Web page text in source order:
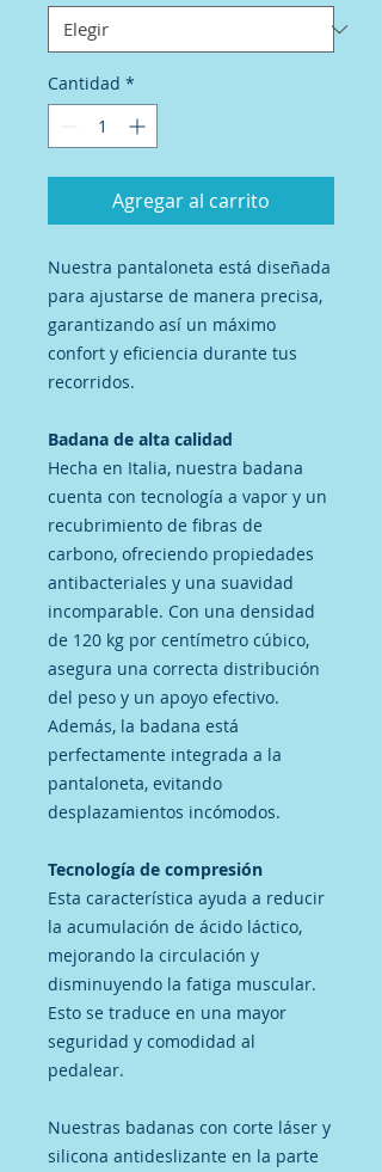
Cantidad *
Agregar al carrito
Nuestra pantaloneta está diseñada
para ajustarse de manera precisa,
garantizando así un máximo
confort y eficiencia durante tus
recorridos.
Badana de alta calidad
Hecha en Italia, nuestra badana
cuenta con tecnología a vapor y un
recubrimiento de fibras de
carbono, ofreciendo propiedades
antibacteriales y una suavidad
incomparable. Con una densidad
de 120 kg por centímetro cúbico,
asegura una correcta distribución
del peso y un apoyo efectivo.
Además, la badana está
perfectamente integrada a la
pantaloneta, evitando
desplazamientos incómodos.
Tecnología de compresión
Esta característica ayuda a reducir
la acumulación de ácido láctico,
mejorando la circulación y
disminuyendo la fatiga muscular.
Esto se traduce en una mayor
seguridad y comodidad al
pedalear.
Nuestras badanas con corte láser y
silicona antideslizante en la parte